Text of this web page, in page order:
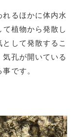
るほかに体内水
植物から発散し
して発散するこ
孔が開いている
です。